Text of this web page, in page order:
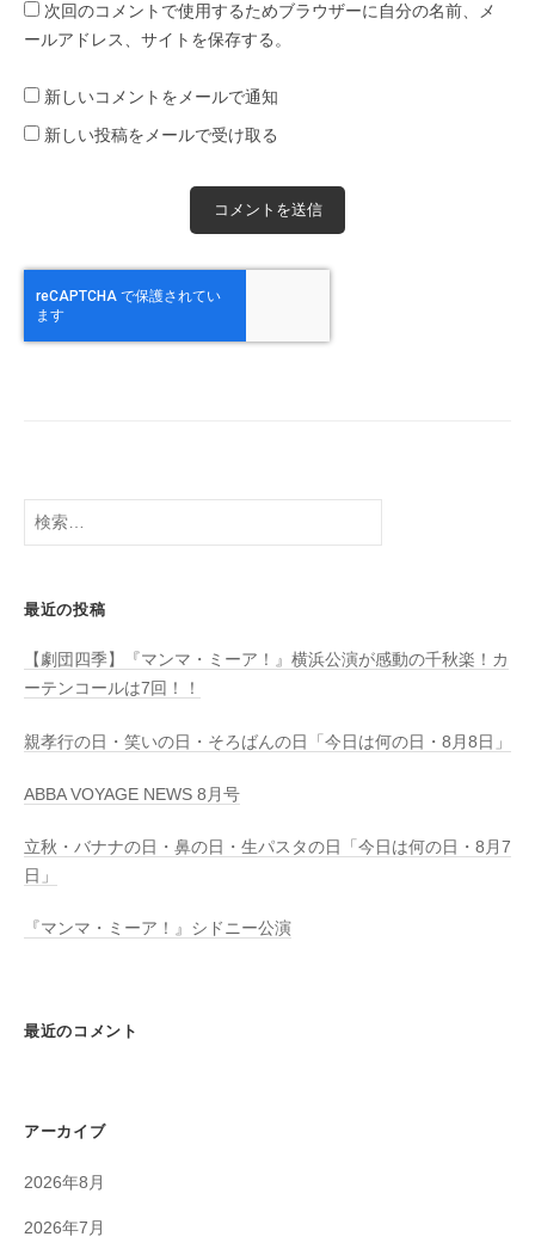
次回のコメントで使用するためブラウザーに自分の名前、メ
ールアドレス、サイトを保存する。
新しいコメントをメールで通知
新しい投稿をメールで受け取る
検
最近の投稿
【劇団四季】『マンマ・ミーア！』横浜公演が感動の千秋楽！カ
ーテンコールは7回！！
親孝行の日・笑いの日・そろばんの日「今日は何の日・8月8日」
ABBA VOYAGE NEWS 8月号
立秋・バナナの日・鼻の日・生パスタの日「今日は何の日・8月7
日」
『マンマ・ミーア！』シドニー公演
最近のコメント
アーカイブ
2026年8月
2026年7月